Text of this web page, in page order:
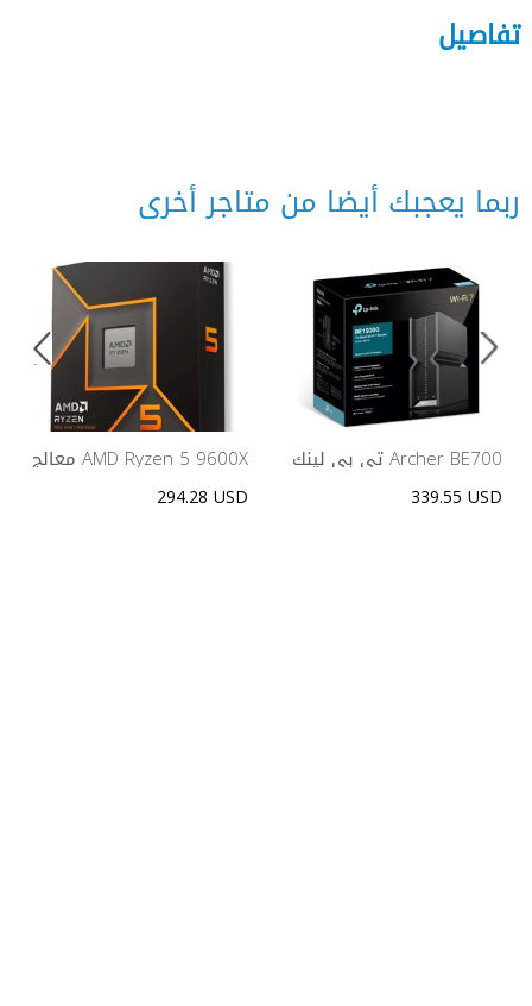
تفاصيل
ربما يعجبك أيضا من متاجر أخرى
معالج AMD Ryzen 5 9600X
للألعاب بمقبس AM5
294.28 USD
تي بي لينك Archer BE700
339.55 USD